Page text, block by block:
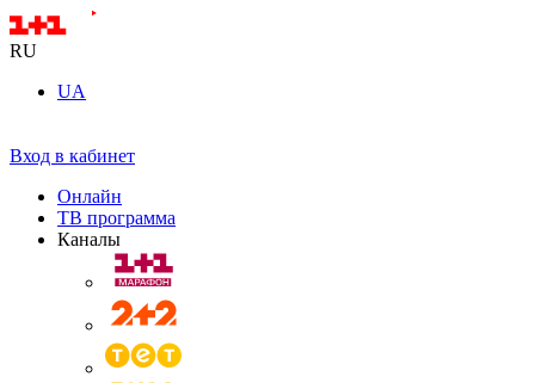
RU
UA
Вход в кабинет
Онлайн
ТВ программа
Каналы